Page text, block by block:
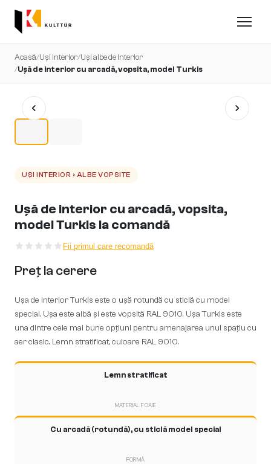
Acasă/Uși interior/Uși albe de interior
/Ușă de interior cu arcadă, vopsita, model Turkis
UȘI INTERIOR › ALBE VOPSITE
Ușă de interior cu arcadă, vopsita,
model Turkis la comandă
Fii primul care recomandă
Preț la cerere
Ușa de interior Turkis este o ușă rotundă cu sticlă cu model
special. Ușa este albă și este vopsită RAL 9010. Ușa Turkis este
una dintre cele mai bune opțiuni pentru amenajarea unui spațiu cu
aer clasic. Lemn stratificat, culoare RAL 9010.
Lemn stratificat
MATERIAL FOAIE
Cu arcadă (rotundă), cu sticlă model special
FORMĂ